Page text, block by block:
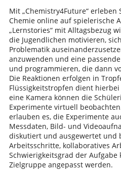
Mit „Chemistry4Future“
Chemie online auf spielerische
„Lernstories“ mit Alltagsbezug
die Jugendlichen motivieren,
Problematik
anzuwenden und eine
und programmieren, die dann
Die Reaktionen erfolgen in
Flüssigkeitstropfen dient
eine Kamera können die
Experimente virtuell
erlauben es, die Experimente
Messdaten, Bild- und
diskutiert und ausgewertet und
Arbeitsschritte, kollaboratives
Schwierigkeitsgrad der
Zielgruppe angepasst werden.